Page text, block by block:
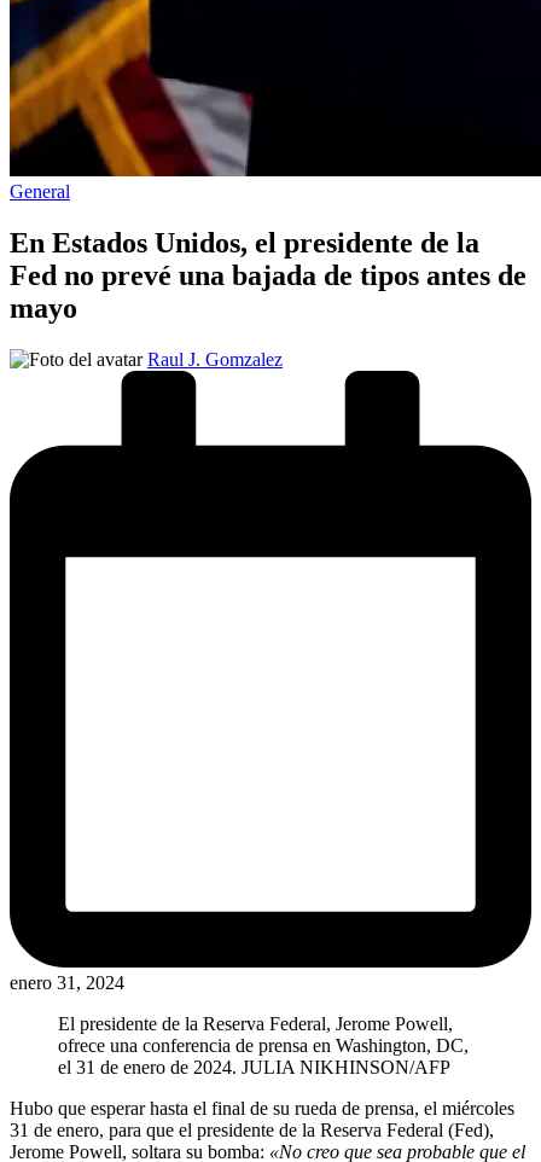
Publicado
General
En Estados Unidos, el presidente de la
Fed no prevé una bajada de tipos antes de
mayo
Publicado
Raul J. Gomzalez
enero 31, 2024
El presidente de la Reserva Federal, Jerome Powell,
ofrece una conferencia de prensa en Washington, DC,
el 31 de enero de 2024. JULIA NIKHINSON/AFP
Hubo que esperar hasta el final de su rueda de prensa, el miércoles
31 de enero, para que el presidente de la Reserva Federal (Fed),
Jerome Powell, soltara su bomba: «No creo que sea probable que el